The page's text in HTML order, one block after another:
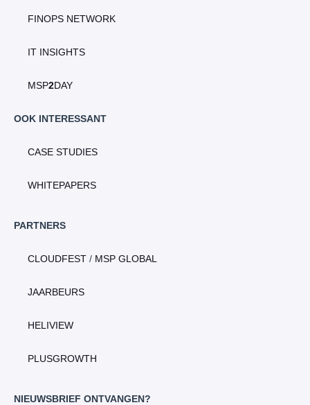
FINOPS NETWORK
IT INSIGHTS
MSP2DAY
OOK INTERESSANT
CASE STUDIES
WHITEPAPERS
PARTNERS
CLOUDFEST / MSP GLOBAL
JAARBEURS
HELIVIEW
PLUSGROWTH
NIEUWSBRIEF ONTVANGEN?